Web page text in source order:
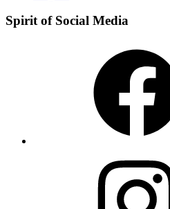
Spirit of Social Media